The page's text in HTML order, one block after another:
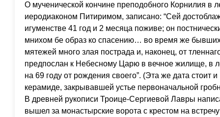
О мученической кончине преподобного Корнилия в
иеродиаконом Питиримом, записано: “Сей
игуменстве 41 год и 2 месяца поживе; он
мнихом бе образ ко спасению… во время же
мятежей много злая пострада и, наконец, от
предпослан к Небесному Царю в вечное жилище, в
на 69 году от рождения своего”. (Эта же дата стоит
керамиде, закрывавшей устье первоначальной
В древней рукописи Троице-Сергиевой Лавры
вышел за монастырские ворота с крестом на